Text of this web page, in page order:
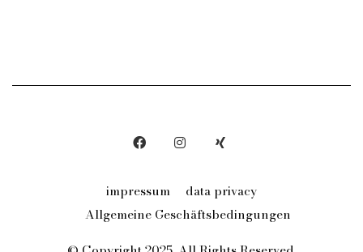
impressum
data privacy
Allgemeine Geschäftsbedingungen